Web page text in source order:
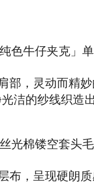
色牛仔夹克」
部，灵动而精
洁的纱线织造
光棉镂空套头
布，呈现硬朗